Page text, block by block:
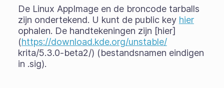
De Linux AppImage en de broncode tarballs
zijn ondertekend. U kunt de public key hier
ophalen. De handtekeningen zijn [hier]
(https://download.kde.org/unstable/
krita/5.3.0-beta2/) (bestandsnamen eindigen
in .sig).